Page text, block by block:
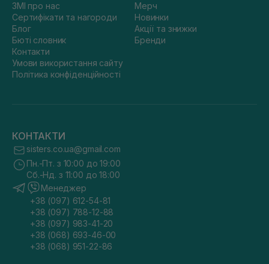
ЗМІ про нас
Сертифікати та нагороди
Блог
Бюті словник
Контакти
Умови використання сайту
Політика конфіденційності
Мерч
Новинки
Акції та знижки
Бренди
КОНТАКТИ
sisters.co.ua@gmail.com
Пн.-Пт. з 10:00 до 19:00
Сб.-Нд. з 11:00 до 18:00
Менеджер
+38 (097) 612-54-81
+38 (097) 788-12-88
+38 (097) 983-41-20
+38 (068) 693-46-00
+38 (068) 951-22-86